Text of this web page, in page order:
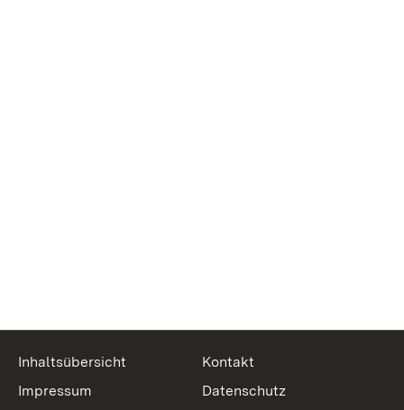
Inhaltsübersicht
Kontakt
Impressum
Datenschutz